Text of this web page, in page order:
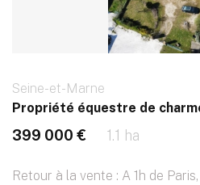
Seine-et-Marne
Propriété équestre de
399 000 € 1.1 ha
Retour à la vente : A 1h de